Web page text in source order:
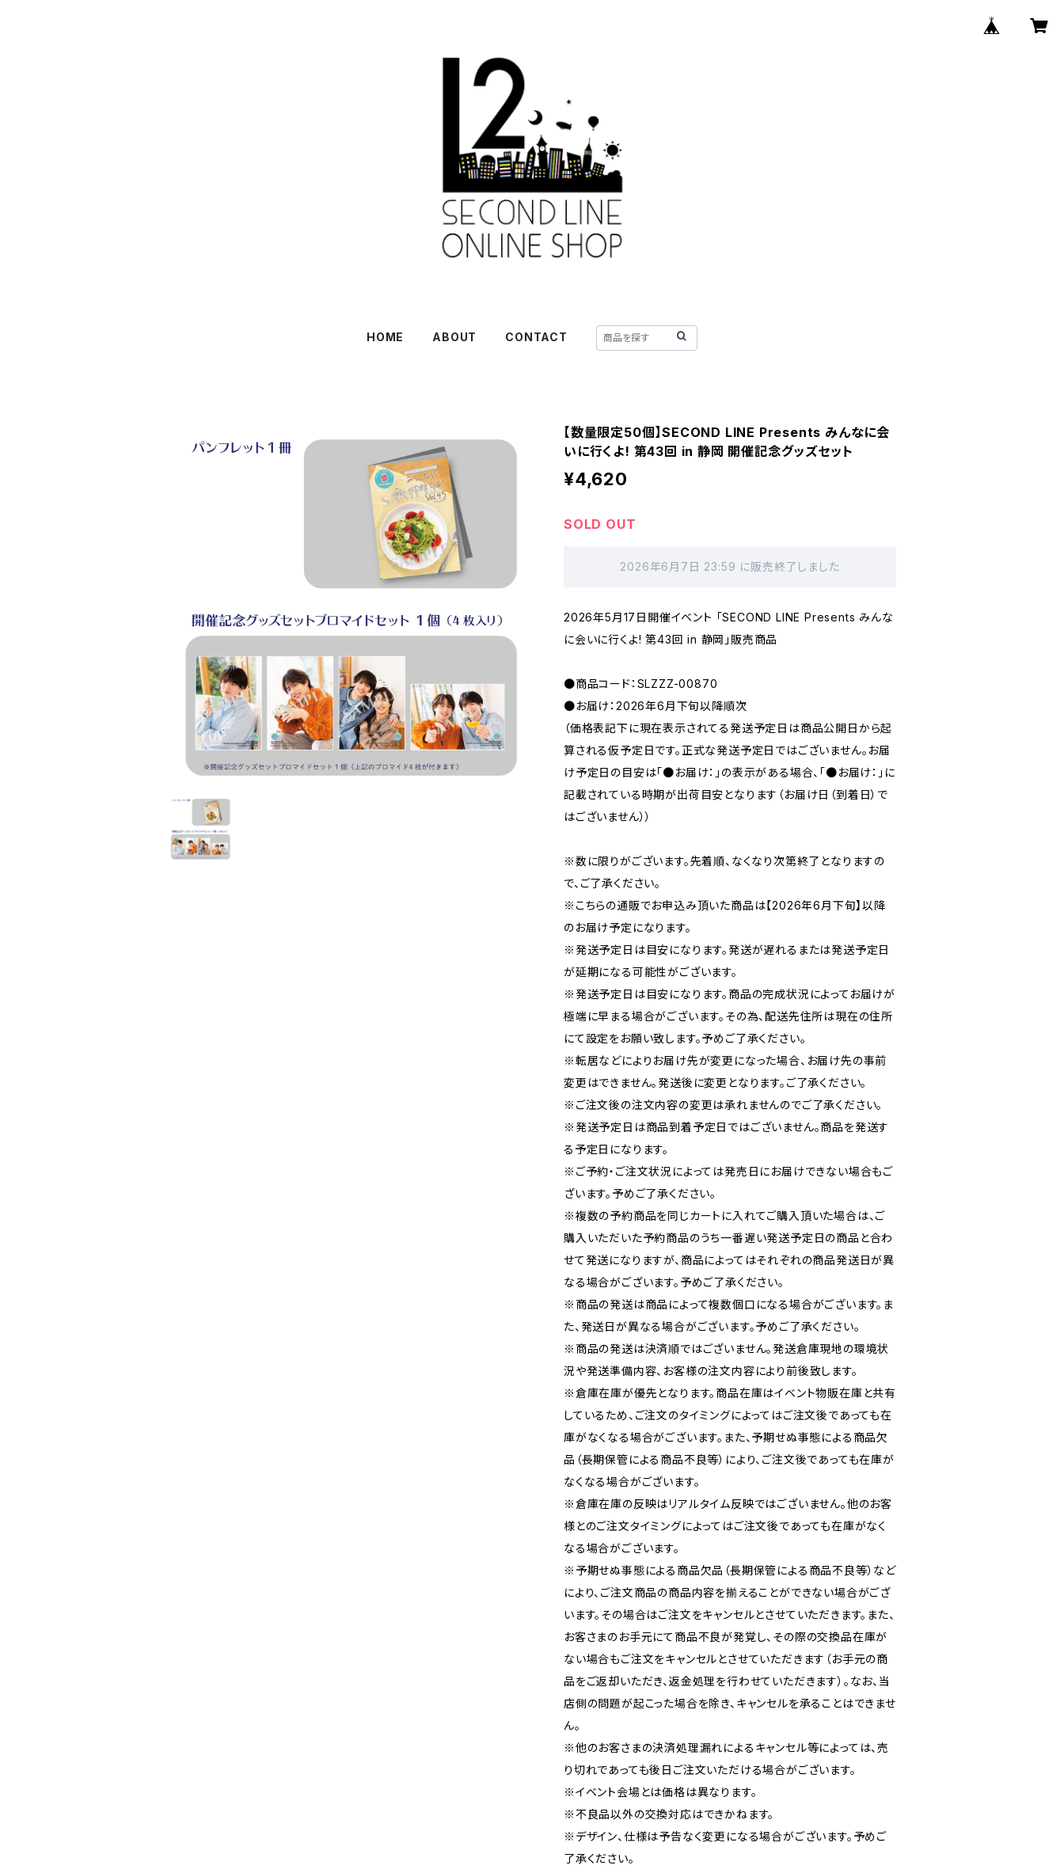
HOME ABOUT CONTACT
【数量限定50個】SECOND LINE Presents みんなに会
いに行くよ! 第43回 in 静岡 開催記念グッズセット
¥4,620
SOLD OUT
2026年6月7日 23:59 に販売終了しました
2026年5月17日開催イベント 「SECOND LINE Presents みんな
に会いに行くよ! 第43回 in 静岡」販売商品
●商品コード：SLZZZ-00870
●お届け：2026年6月下旬以降順次
（価格表記下に現在表示されてる発送予定日は商品公開日から起
算される仮予定日です。正式な発送予定日ではございません。お届
け予定日の目安は「●お届け：」の表示がある場合、「●お届け：」に
記載されている時期が出荷目安となります（お届け日（到着日）で
はございません））
※数に限りがございます。先着順、なくなり次第終了となりますの
で、ご了承ください。
※こちらの通販でお申込み頂いた商品は【2026年6月下旬】以降
のお届け予定になります。
※発送予定日は目安になります。発送が遅れるまたは発送予定日
が延期になる可能性がございます。
※発送予定日は目安になります。商品の完成状況によってお届けが
極端に早まる場合がございます。その為、配送先住所は現在の住所
にて設定をお願い致します。予めご了承ください。
※転居などによりお届け先が変更になった場合、お届け先の事前
変更はできません。発送後に変更となります。ご了承ください。
※ご注文後の注文内容の変更は承れませんのでご了承ください。
※発送予定日は商品到着予定日ではございません。商品を発送す
る予定日になります。
※ご予約・ご注文状況によっては発売日にお届けできない場合もご
ざいます。予めご了承ください。
※複数の予約商品を同じカートに入れてご購入頂いた場合は、ご
購入いただいた予約商品のうち一番遅い発送予定日の商品と合わ
せて発送になりますが、商品によってはそれぞれの商品発送日が異
なる場合がございます。予めご了承ください。
※商品の発送は商品によって複数個口になる場合がございます。ま
た、発送日が異なる場合がございます。予めご了承ください。
※商品の発送は決済順ではございません。発送倉庫現地の環境状
況や発送準備内容、お客様の注文内容により前後致します。
※倉庫在庫が優先となります。商品在庫はイベント物販在庫と共有
しているため、ご注文のタイミングによってはご注文後であっても在
庫がなくなる場合がございます。また、予期せぬ事態による商品欠
品（長期保管による商品不良等）により、ご注文後であっても在庫が
なくなる場合がございます。
※倉庫在庫の反映はリアルタイム反映ではございません。他のお客
様とのご注文タイミングによってはご注文後であっても在庫がなく
なる場合がございます。
※予期せぬ事態による商品欠品（長期保管による商品不良等）など
により、ご注文商品の商品内容を揃えることができない場合がござ
います。その場合はご注文をキャンセルとさせていただきます。また、
お客さまのお手元にて商品不良が発覚し、その際の交換品在庫が
ない場合もご注文をキャンセルとさせていただきます（お手元の商
品をご返却いただき、返金処理を行わせていただきます）。なお、当
店側の問題が起こった場合を除き、キャンセルを承ることはできませ
ん。
※他のお客さまの決済処理漏れによるキャンセル等によっては、売
り切れであっても後日ご注文いただける場合がございます。
※イベント会場とは価格は異なります。
※不良品以外の交換対応はできかねます。
※デザイン、仕様は予告なく変更になる場合がございます。予めご
了承ください。